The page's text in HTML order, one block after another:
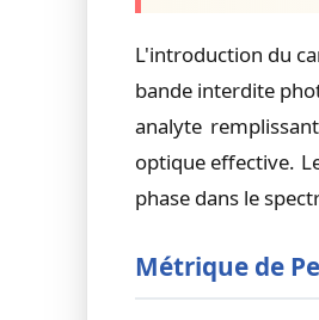
L'introduction du
bande interdite
analyte
optique effective.
phase dans le
Métrique de